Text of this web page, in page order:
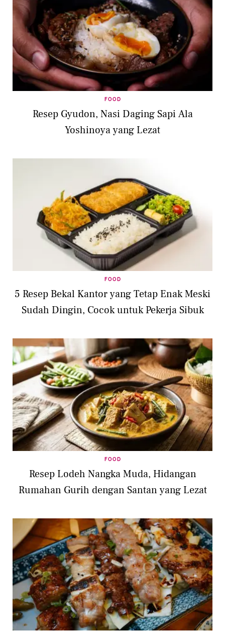
FOOD
Resep Gyudon, Nasi Daging Sapi Ala
Yoshinoya yang Lezat
FOOD
5 Resep Bekal Kantor yang Tetap Enak Meski
Sudah Dingin, Cocok untuk Pekerja Sibuk
FOOD
Resep Lodeh Nangka Muda, Hidangan
Rumahan Gurih dengan Santan yang Lezat